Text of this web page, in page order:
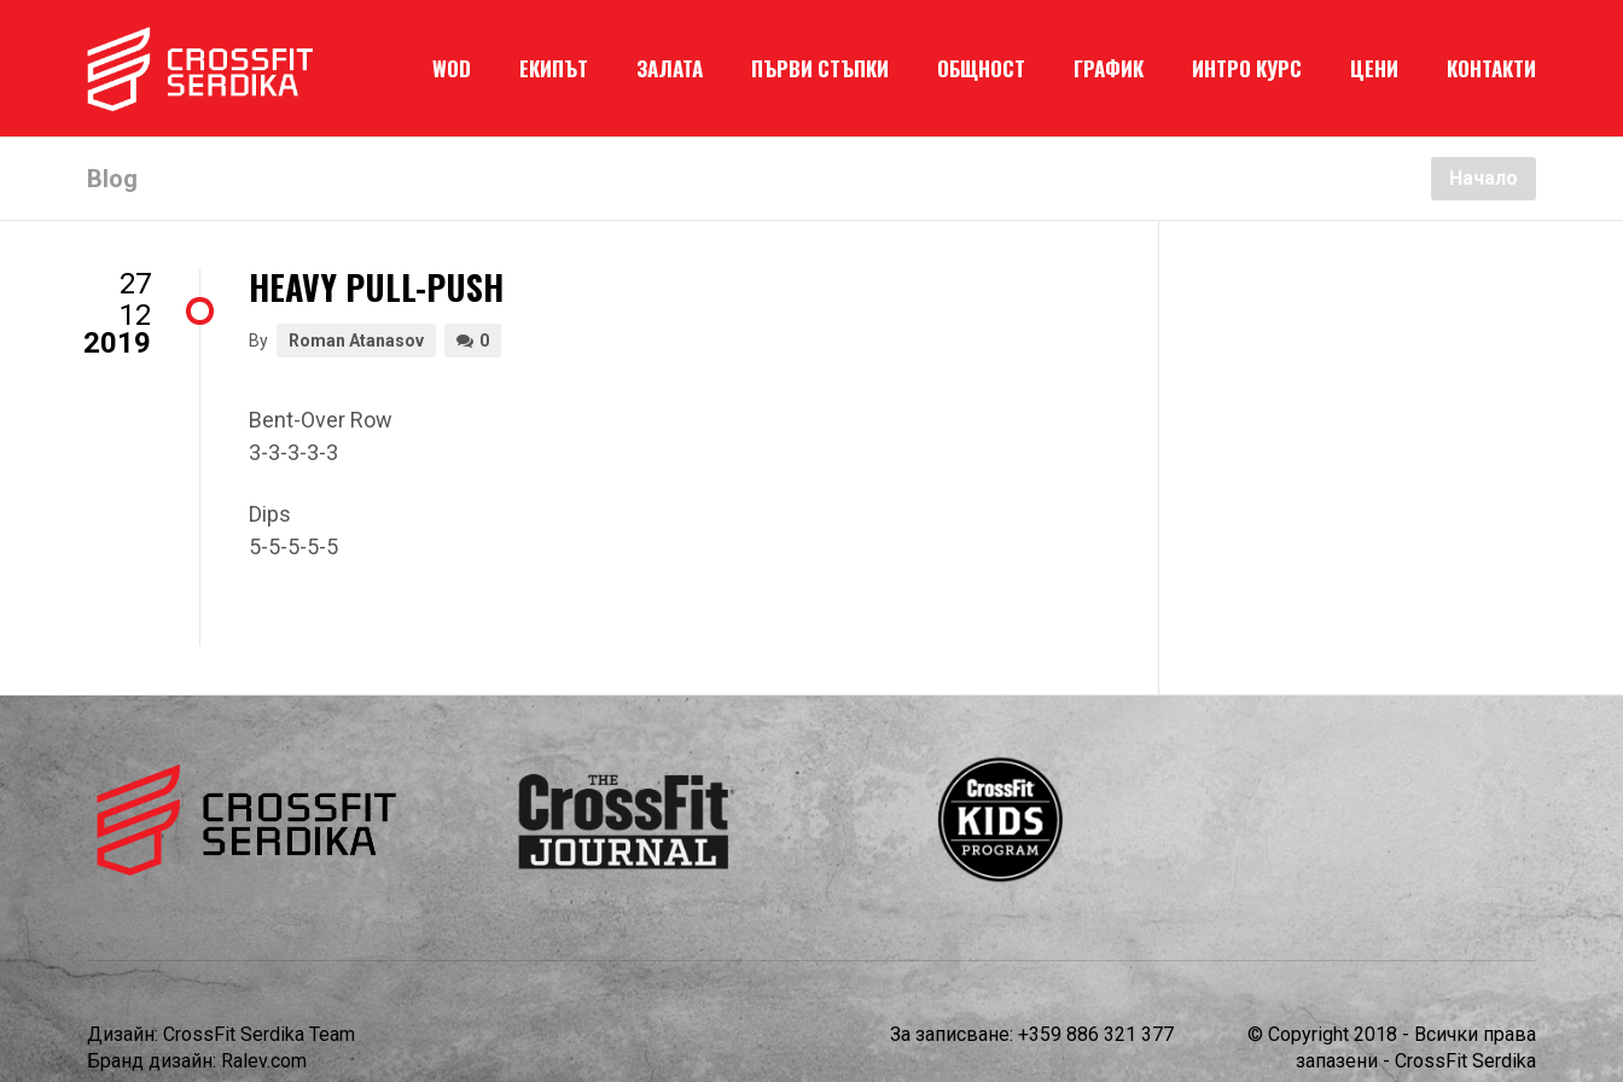
WOD ЕКИПЪТ ЗАЛАТА ПЪРВИ СТЪПКИ ОБЩНОСТ ГРАФИК ИНТРО КУРС ЦЕНИ КОНТАКТИ
Blog Начало
27
12
2019
HEAVY PULL-PUSH
By Roman Atanasov 0
Bent-Over Row
3-3-3-3-3
Dips
5-5-5-5-5
Дизайн: CrossFit Serdika Team
Бранд дизайн: Ralev.com
За записване:+359 886 321 377
© Copyright 2018 - Всички права
запазени - CrossFit Serdika